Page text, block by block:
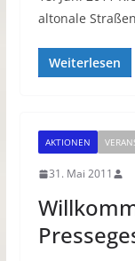
altonale
Weiterlesen
AKTIONEN
31. Mai 2011